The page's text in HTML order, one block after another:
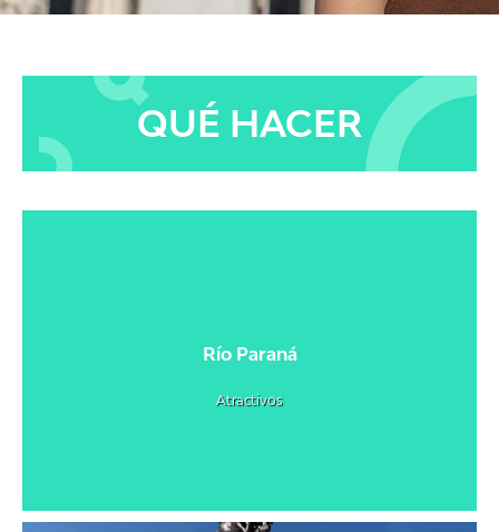
QUÉ HACER
Río Paraná
Atractivos